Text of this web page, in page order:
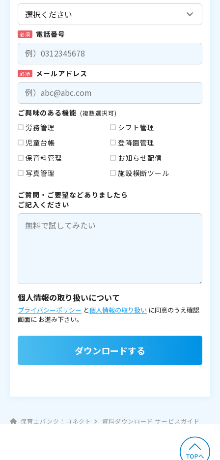
必須 電話番号
必須 メールアドレス
ご興味のある機能 (複数選択可)
労務管理
シフト管理
児童台帳
登降園管理
保育料管理
お知らせ配信
写真管理
施設横断ツール
ご質問・ご要望などありましたら
ご記入ください
個人情報の取り扱いについて
プライバシーポリシー と個人情報の取り扱い に同意のうえ確認
画面に お進み下さい。
ダウンロードする
保育士バンク！コネクト 資料ダウンロード サービスガイド